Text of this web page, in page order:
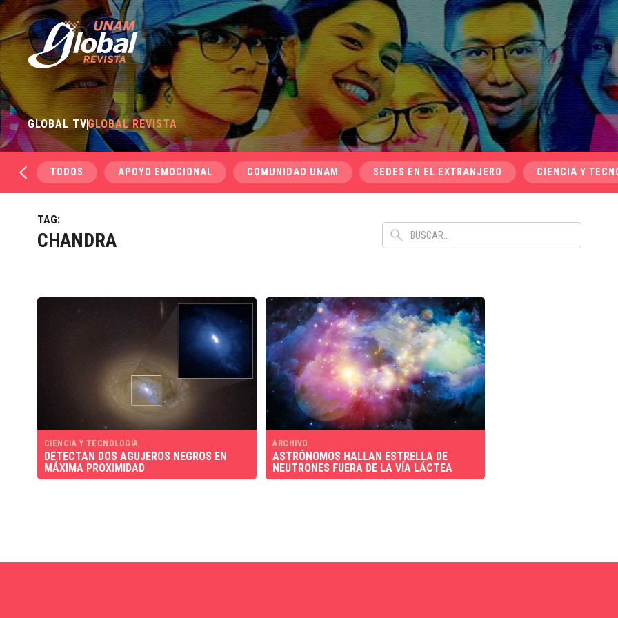
GLOBAL TVGLOBAL REVISTA
TODOS APOYO EMOCIONAL COMUNIDAD UNAM SEDES EN EL EXTRANJERO CIENCIA Y
TAG:
CHANDRA
CIENCIA Y TECNOLOGÍA
DETECTAN DOS AGUJEROS NEGROS EN
MÁXIMA PROXIMIDAD
ARCHIVO
ASTRÓNOMOS HALLAN ESTRELLA DE
NEUTRONES FUERA DE LA VÍA LÁCTEA